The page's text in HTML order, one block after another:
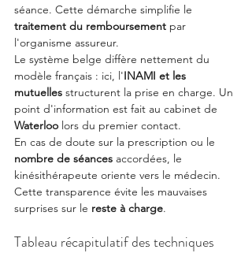
séance. Cette démarche simplifie le
traitement du remboursement par
l'organisme assureur.
Le système belge diffère nettement du
modèle français : ici, l'INAMI et les
mutuelles structurent la prise en charge. Un
point d'information est fait au cabinet de
Waterloo lors du premier contact.
En cas de doute sur la prescription ou le
nombre de séances accordées, le
kinésithérapeute oriente vers le médecin.
Cette transparence évite les mauvaises
surprises sur le reste à charge.
Tableau récapitulatif des techniques